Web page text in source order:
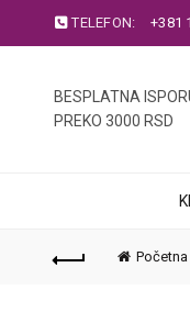
TELEFON: +381
BESPLATNA
PREKO 3000 RSD
Početna